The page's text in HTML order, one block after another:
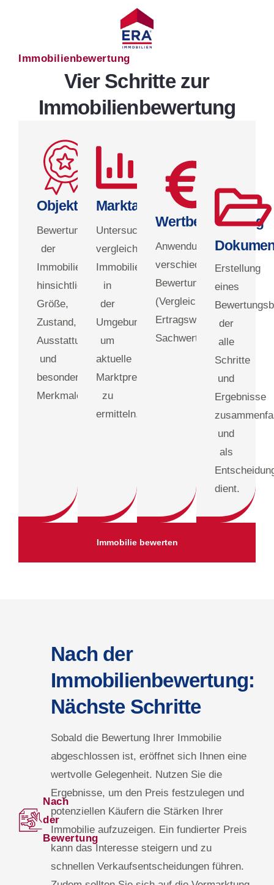
Immobilienbewertung
Vier Schritte zur
Immobilienbewertung
Objektanalyse
Bewertung
der
Immobilie
hinsichtlich
Größe,
Zustand,
Ausstattung
und
besonderen
Merkmalen.
Marktanalyse
Untersuchung
vergleichbarer
Immobilien
in
der
Umgebung,
um
aktuelle
Marktpreise
zu
ermitteln.
Wertbestimmung
Anwendung
verschiedener
Bewertungsmethoden
(Vergleichswert-,
Ertragswert-,
Sachwertverfahren)
Erstellung
eines
der
alle
Schritte
und
Ergebnisse
und
als
dient.
Immobilie bewerten
Nach
der
Bewertung
Nach der
Immobilienbewertung:
Nächste Schritte
Sobald die Bewertung Ihrer Immobilie
abgeschlossen ist, eröffnet sich Ihnen eine
wertvolle Gelegenheit. Nutzen Sie die
Ergebnisse, um den Preis festzulegen und
potenziellen Käufern die Stärken Ihrer
Immobilie aufzuzeigen. Ein fundierter Preis
kann das Interesse steigern und zu
schnellen Verkaufsentscheidungen führen.